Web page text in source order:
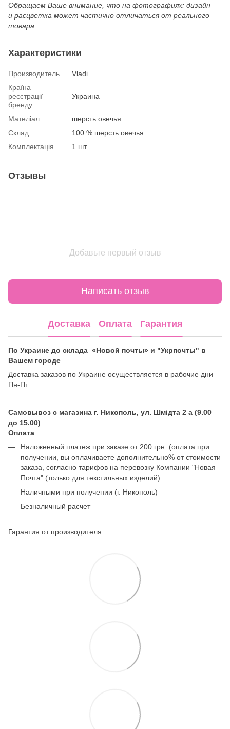
Обращаем Ваше внимание, что на фотографиях: дизайн
и расцветка может частично отличаться от реального
товара.
Характеристики
Производитель
Vladi
Країна
реєстрації
бренду
Украина
Мателіал
шерсть овечья
Склад
100 % шерсть овечья
Комплектація
1 шт.
Отзывы
Добавьте первый отзыв
Написать отзыв
Доставка Оплата Гарантия
По Украине до склада «Новой почты» и "Укрпочты" в
Вашем городе
Доставка заказов по Украине осуществляется в рабочие дни
Пн-Пт.
Самовывоз с магазина г. Никополь, ул. Шмідта 2 а (9.00
до 15.00)
Оплата
Наложенный платеж при заказе от 200 грн. (оплата при
получении, вы оплачиваете дополнительно% от стоимости
заказа, согласно тарифов на перевозку Компании "Новая
Почта" (только для текстильных изделий).
Наличными при получении (г. Никополь)
Безналичный расчет
Гарантия от производителя